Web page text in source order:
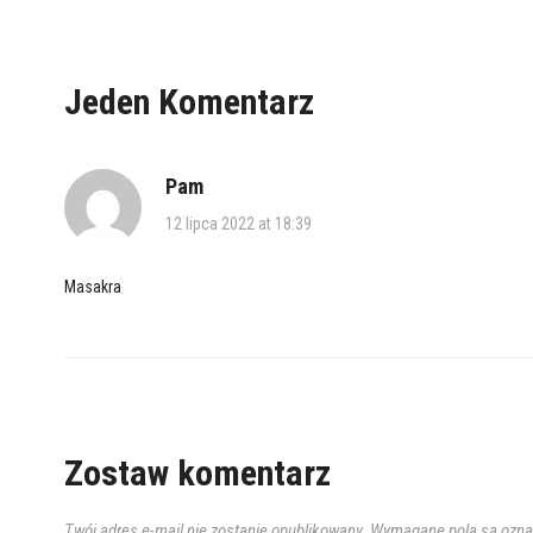
Jeden Komentarz
Pam
12 lipca 2022 at 18:39
Masakra
Zostaw komentarz